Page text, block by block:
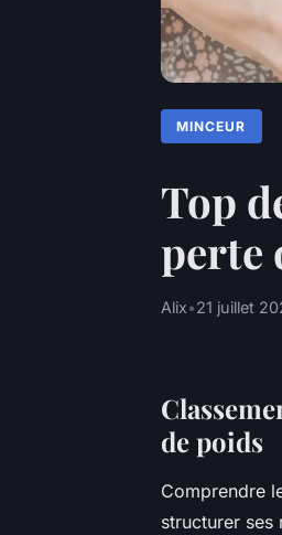
MINCEUR
Top
perte
Alix•21 juillet
de poids
Comprendre
structurer ses